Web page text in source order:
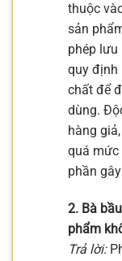
thuộc
sản
phép lưu
quy định
chất để
dùng.
hàng
quá mức
phần
2. Bà
phẩm
Trả lời: